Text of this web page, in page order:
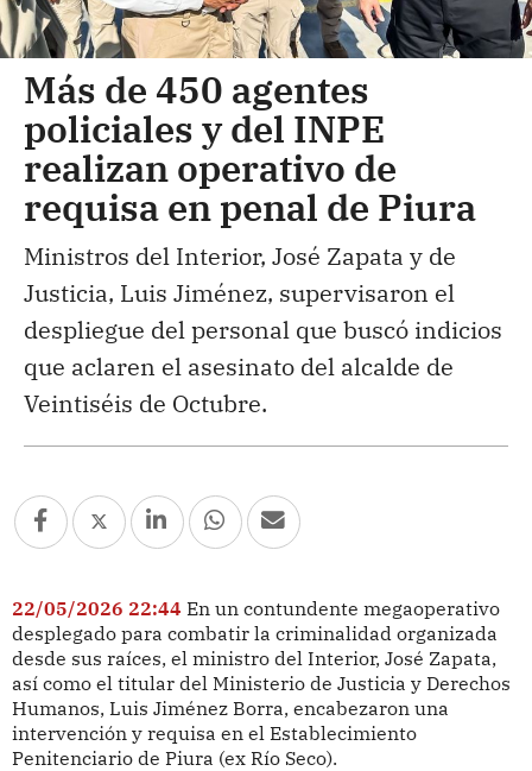
Más de 450 agentes
policiales y del INPE
realizan operativo de
requisa en penal de Piura
Ministros del Interior, José Zapata y de
Justicia, Luis Jiménez, supervisaron el
despliegue del personal que buscó indicios
que aclaren el asesinato del alcalde de
Veintiséis de Octubre.
22/05/2026 22:44 En un contundente megaoperativo
desplegado para combatir la criminalidad organizada
desde sus raíces, el ministro del Interior, José Zapata,
así como el titular del Ministerio de Justicia y Derechos
Humanos, Luis Jiménez Borra, encabezaron una
intervención y requisa en el Establecimiento
Penitenciario de Piura (ex Río Seco).